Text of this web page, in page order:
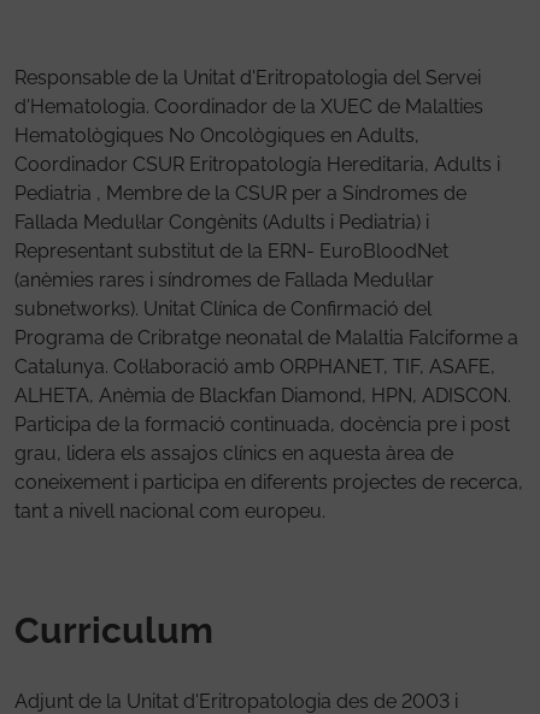
Responsable de la Unitat d'Eritropatologia del Servei
d'Hematologia. Coordinador de la XUEC de Malalties
Hematològiques No Oncològiques en Adults,
Coordinador CSUR Eritropatología Hereditaria, Adults i
Pediatria , Membre de la CSUR per a Síndromes de
Fallada Medul·lar Congènits (Adults i Pediatria) i
Representant substitut de la ERN- EuroBloodNet
(anèmies rares i síndromes de Fallada Medul·lar
subnetworks). Unitat Clínica de Confirmació del
Programa de Cribratge neonatal de Malaltia Falciforme a
Catalunya. Col·laboració amb ORPHANET, TIF, ASAFE,
ALHETA, Anèmia de Blackfan Diamond, HPN, ADISCON.
Participa de la formació continuada, docència pre i post
grau, lidera els assajos clínics en aquesta àrea de
coneixement i participa en diferents projectes de recerca,
tant a nivell nacional com europeu.
Curriculum
Adjunt de la Unitat d'Eritropatologia des de 2003 i